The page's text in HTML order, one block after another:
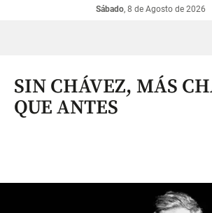
Sábado, 8 de Agosto de 2026
SIN CHÁVEZ, MÁS
QUE ANTES